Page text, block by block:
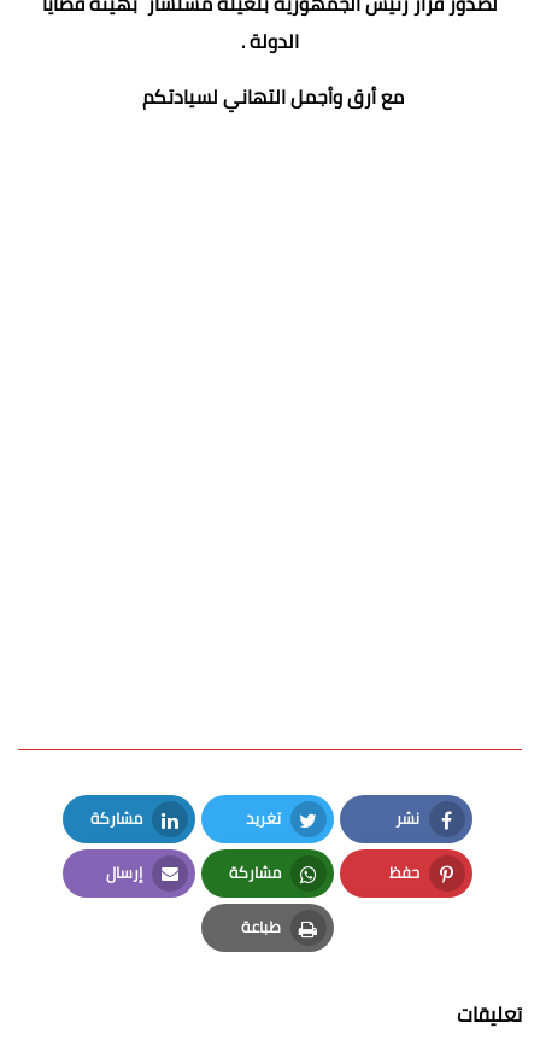
الدولة .
مع أرق وأجمل التهاني لسيادتكم
نشر
Facebook
تغريد
Twitter
مشاركة
LinkedIn
حفظ
Pinterest
مشاركة
Whatsapp
إرسال
Email
طباعة
Print
تعليقات